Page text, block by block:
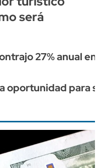
será
27% anual
oportunidad para